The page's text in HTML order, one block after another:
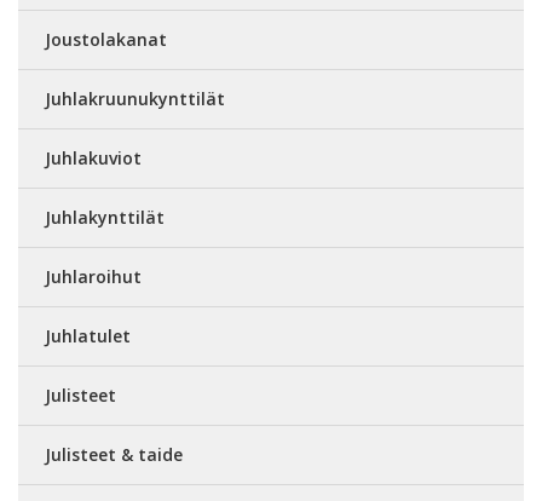
Joustolakanat
Juhlakruunukynttilät
Juhlakuviot
Juhlakynttilät
Juhlaroihut
Juhlatulet
Julisteet
Julisteet & taide